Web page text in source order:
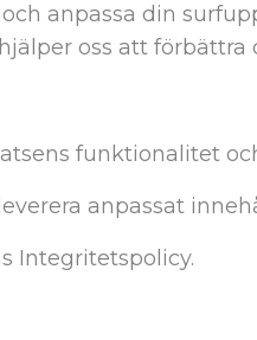
anpassa din
oss att förbättra
funktionalitet
anpassat
Integritetspolicy.